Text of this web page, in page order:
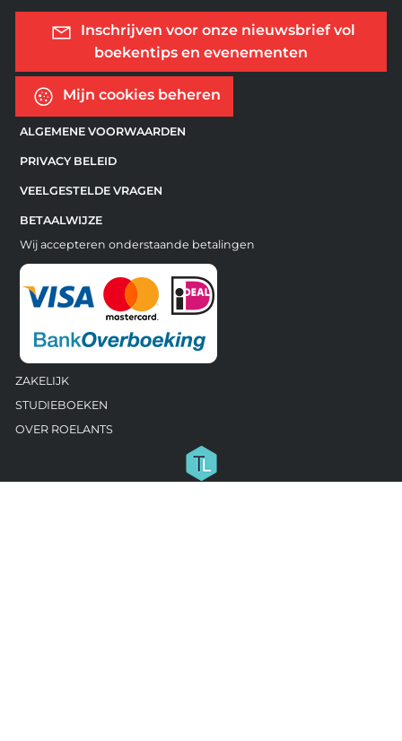
Inschrijven voor onze nieuwsbrief vol
boekentips en evenementen
Mijn cookies beheren
ALGEMENE VOORWAARDEN
PRIVACY BELEID
VEELGESTELDE VRAGEN
BETAALWIJZE
Wij accepteren onderstaande betalingen
ZAKELIJK
STUDIEBOEKEN
OVER ROELANTS